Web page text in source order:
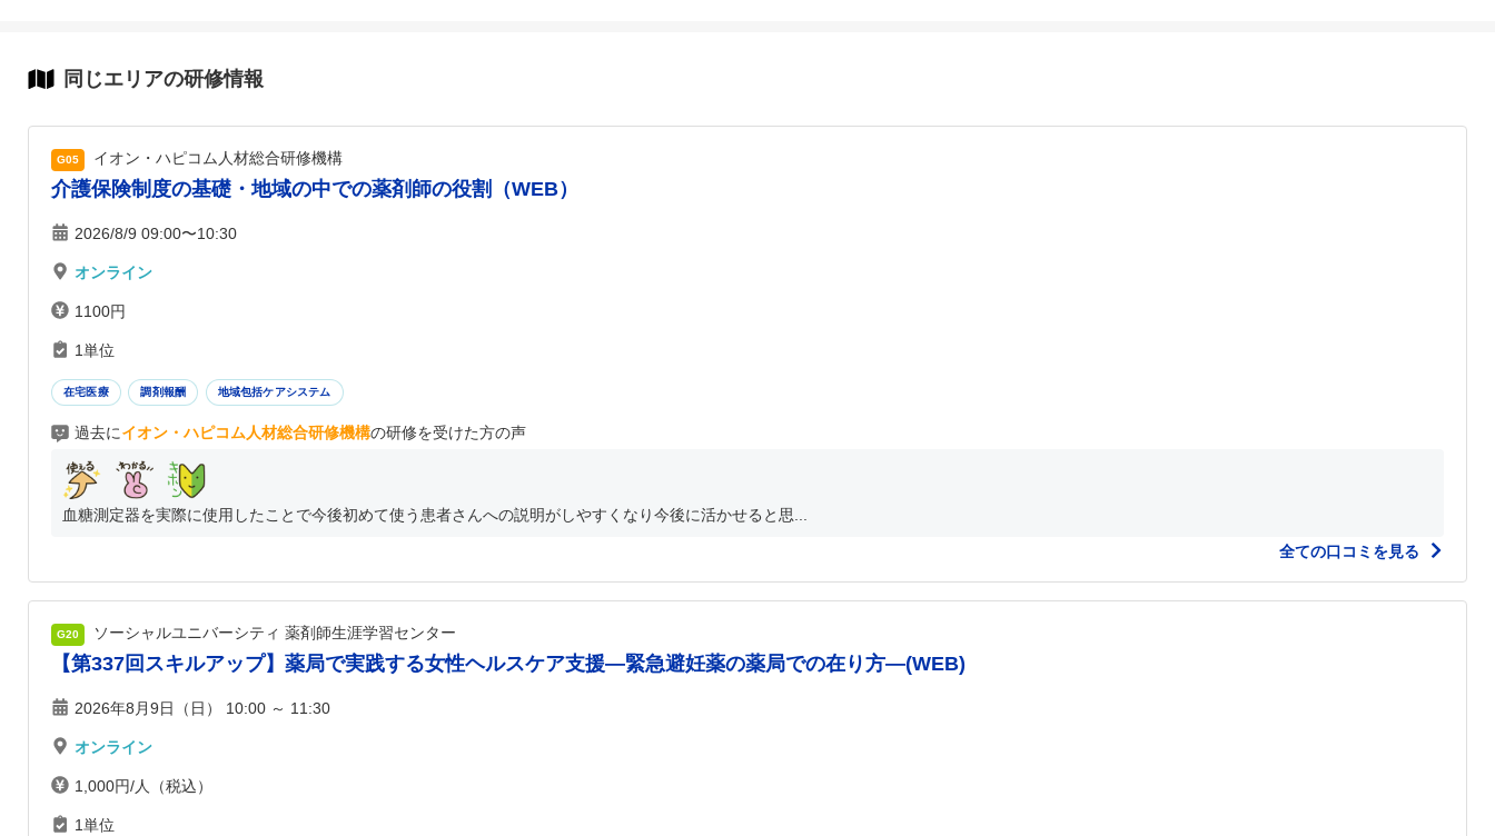
同じエリアの研修情報
G05 イオン・ハピコム人材総合研修機構
介護保険制度の基礎・地域の中での薬剤師の役割（WEB）
2026/8/9 09:00〜10:30
オンライン
1100円
1単位
在宅医療 調剤報酬 地域包括ケアシステム
過去にイオン・ハピコム人材総合研修機構の研修を受けた方の声
血糖測定器を実際に使用したことで今後初めて使う患者さんへの説明がしやすくなり今後に活かせると思...
全ての口コミを見る
G20 ソーシャルユニバーシティ 薬剤師生涯学習センター
【第337回スキルアップ】薬局で実践する女性ヘルスケア支援―緊急避妊薬の薬局での在り方―(WEB)
2026年8月9日（日） 10:00 ～ 11:30
オンライン
1,000円/人（税込）
1単位